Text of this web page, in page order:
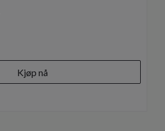
Kjøp nå